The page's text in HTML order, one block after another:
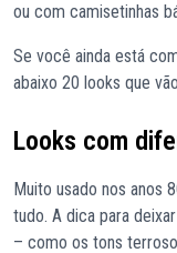
ou com camisetinhas
Se você ainda está
abaixo 20 looks que
Looks com
Muito usado nos anos
tudo. A dica para
– como os tons